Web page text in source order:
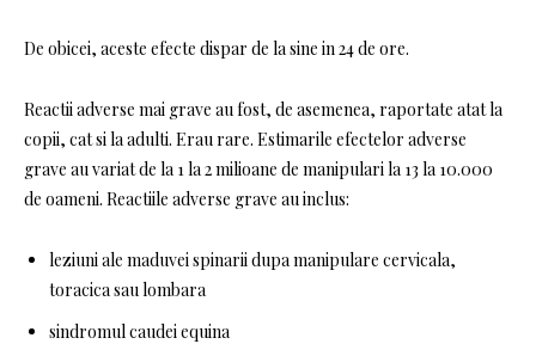
De obicei, aceste efecte dispar de la sine in 24 de ore.
Reactii adverse mai grave au fost, de asemenea, raportate atat la
copii, cat si la adulti. Erau rare. Estimarile efectelor adverse
grave au variat de la 1 la 2 milioane de manipulari la 13 la 10.000
de oameni. Reactiile adverse grave au inclus:
leziuni ale maduvei spinarii dupa manipulare cervicala,
toracica sau lombara
sindromul caudei equina